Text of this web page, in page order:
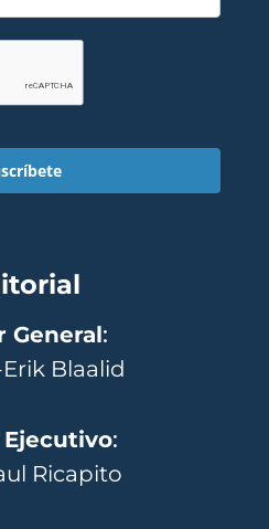
General:
Blaalid
:
Ricapito